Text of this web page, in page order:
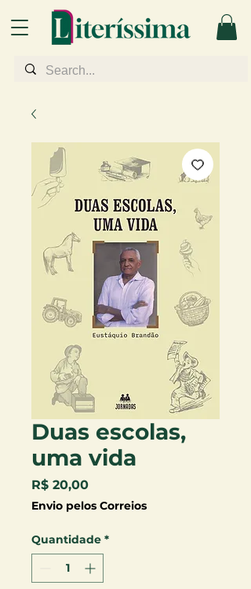
Duas escolas,
uma vida
R$ 20,00Preço
Envio pelos Correios
Quantidade *